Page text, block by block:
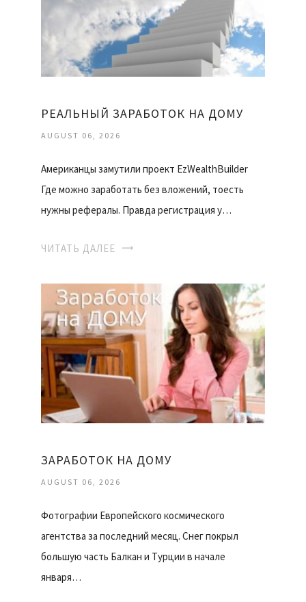
РЕАЛЬНЫЙ ЗАРАБОТОК НА ДОМУ
AUGUST 06, 2026
Американцы замутили проект EzWealthBuilder
Где можно заработать без вложений, тоесть
нужны рефералы. Правда регистрация у…
ЧИТАТЬ ДАЛЕЕ
ЗАРАБОТОК НА ДОМУ
AUGUST 06, 2026
Фотографии Европейского космического
агентства за последний месяц. Снег покрыл
большую часть Балкан и Турции в начале
января…